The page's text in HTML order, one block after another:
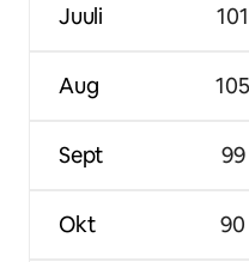
Juuli
Aug
Sept
Okt 90